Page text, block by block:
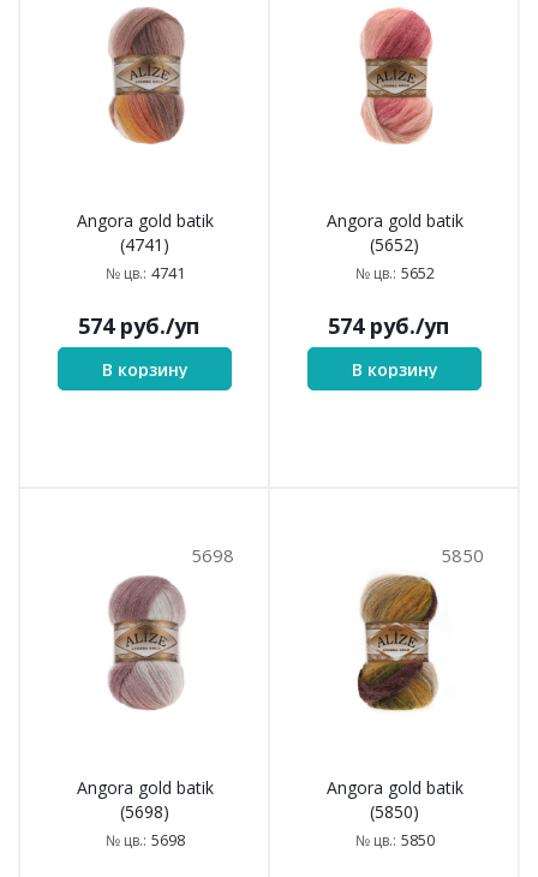
Angora gold batik
(4741)
№ цв.: 4741
574руб./уп
В корзину
Angora gold batik
(5652)
№ цв.: 5652
574руб./уп
В корзину
5698
Angora gold batik
(5698)
№ цв.: 5698
5850
Angora gold batik
(5850)
№ цв.: 5850